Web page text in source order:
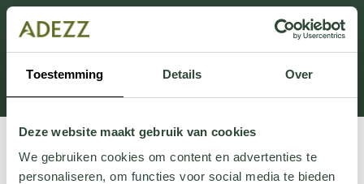
Toestemming Details Over
Deze website maakt gebruik van cookies
We gebruiken cookies om content en advertenties te
personaliseren, om functies voor social media te bieden
Ten dział jest obecnie w konserwacji. Jeśli brakuje Ci
informacji.
możesz zadzwonić pod numer +31 413 351 272 lub